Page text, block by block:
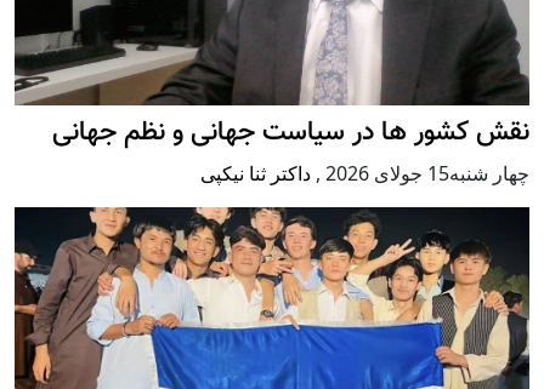
نقش کشور ها در سیاست جهانی و نظم جهانی
چهار شنبه15 جولای 2026 , داکتر ثنا نیکپی